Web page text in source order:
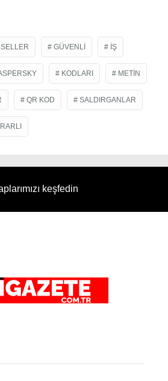
GÜVENLI İŞ
KODLARI METIN
QR KOD SALDIRGANLAR
keşfedin